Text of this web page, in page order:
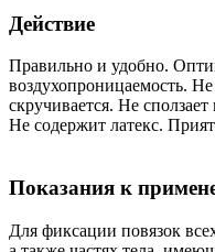
Действие
Правильно и удобно.
воздухопроницаемость.
скручивается. Не
Не содержит латекс.
Показания к
Для фиксации повязок